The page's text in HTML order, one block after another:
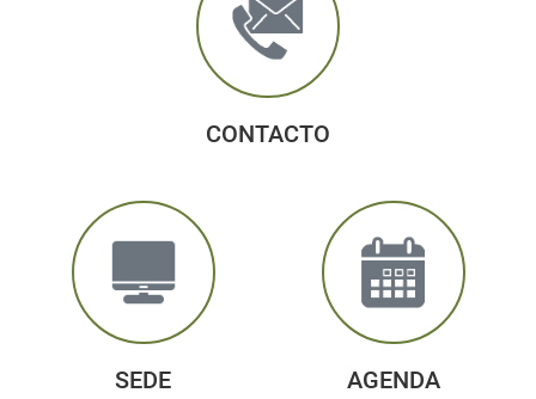
CONTACTO
SEDE
AGENDA